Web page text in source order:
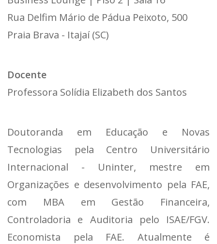
Rua Delfim Mário de Pádua Peixoto, 500
Praia Brava - Itajaí (SC)
Docente
Professora Solídia Elizabeth dos Santos
Doutoranda em Educação e Novas
Tecnologias pela Centro Universitário
Internacional - Uninter, mestre em
Organizações e desenvolvimento pela FAE,
com MBA em Gestão Financeira,
Controladoria e Auditoria pelo ISAE/FGV.
Economista pela FAE. Atualmente é